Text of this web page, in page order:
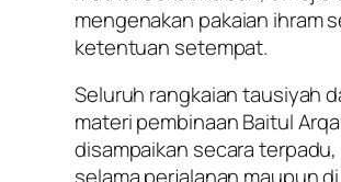
mengenakan pakaian ihram
ketentuan setempat.
Seluruh rangkaian tausiyah
materi pembinaan Baitul
disampaikan secara terpadu,